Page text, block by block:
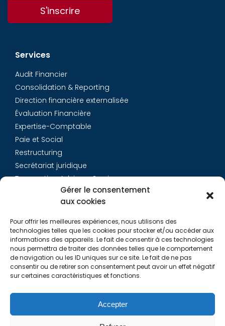
Gérer le consentement
aux cookies
Pour offrir les meilleures expériences, nous utilisons des
technologies telles que les cookies pour stocker et/ou accéder aux
informations des appareils. Le fait de consentir à ces technologies
nous permettra de traiter des données telles que le comportement
de navigation ou les ID uniques sur ce site. Le fait de ne pas
consentir ou de retirer son consentement peut avoir un effet négatif
sur certaines caractéristiques et fonctions.
Accepter
S'inscrire
Services
Audit Financier
Consolidation & Reporting
Direction financière externalisée
Évaluation Financière
Expertise-Comptable
Paie et Social
Restructuring
Secrétariat juridique
Transaction Advisory Services
Équipe
Carrières
Contact
Liens utiles
Politique de Cookies (EU)